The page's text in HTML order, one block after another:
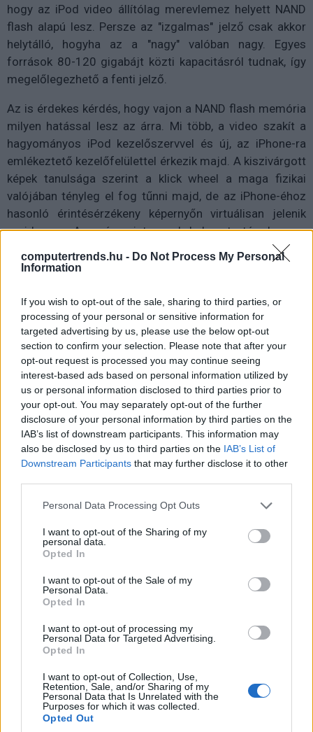
computertrends.hu - Do Not Process My Personal
Information
If you wish to opt-out of the sale, sharing to third parties, or
processing of your personal or sensitive information for
targeted advertising by us, please use the below opt-out
section to confirm your selection. Please note that after your
opt-out request is processed you may continue seeing
interest-based ads based on personal information utilized by
us or personal information disclosed to third parties prior to
your opt-out. You may separately opt-out of the further
disclosure of your personal information by third parties on the
IAB’s list of downstream participants. This information may
also be disclosed by us to third parties on the IAB’s List of
Downstream Participants that may further disclose it to other
Please note that this website/app uses one or more Google
not limited to your visit or usage behaviour. You may click to
grant or deny consent to Google and its third-party tags to
use your data for below specified purposes in below Google
consent section.
Personal Data Processing Opt Outs
I want to opt-out of the Sharing of my
personal data.
Opted In
I want to opt-out of the Sale of my
Personal Data.
Opted In
I want to opt-out of processing my
Personal Data for Targeted Advertising.
Opted In
I want to opt-out of Collection, Use,
Retention, Sale, and/or Sharing of my
Personal Data that Is Unrelated with the
Purposes for which it was collected.
Opted Out
hogy az iPod video állítólag merevlemez helyett NAND
flash alapú lesz. Persze az "izgalmas" jelző csak akkor
helytálló, hogyha az a "nagy" valóban nagy. Egyes
források 80-120 gigabájt közti kapacitásról tudnak, így
megelőlegezhető a fenti jelző.
Az is érdekes kérdés, hogy vajon a NAND flash memória
milyen hatással lesz az árra. Mi több, a video szakít a
hagyományos iPod kezelőszervvel és új, az iPhone-ra
emlékeztető kezelőfelülettel érkezik majd. A kiszivárgott
képek tanulsága szerint a klick wheel a maga fizikai
valójában tényleg el fog tűnni majd, de az iPhone-éhoz
hasonló érintésérzékeny képernyőn virtuálisan jelenik
majd meg. Az már szinte csak hab a tortán, hogy a
zászlóshajónak Wi-Fi illesztője is lesz. A DigiTimes a
hírek kiszivárogtatóit is leleplezi: az iPod video-t az
gőzzel megindítását már e hónap végére, vagy október
elejére ígérik.
Új iPod Nano és Shuffle is kerülhet a karácsonyfa alá. Az
előbbi is kiegészül az iPhone szerű kezelőfelülettel, de
természetesen nagyobb tárolókapacitású is lesz mint
elődje, viszont az ára ugyanannyi marad mint az elődjéé.
A Shuffle "csak" nagyobb memóriát kap majd, de a
boltokba ugyanazon az áron kerül majd, mint az előző
Diákok a munkaerőpiacon: Így formálják a 2026-os
A diákoknak már nem elég a magas órabér,
rugalmasságot is várnak.
#hardver/szoftver
#technológia #üzlet